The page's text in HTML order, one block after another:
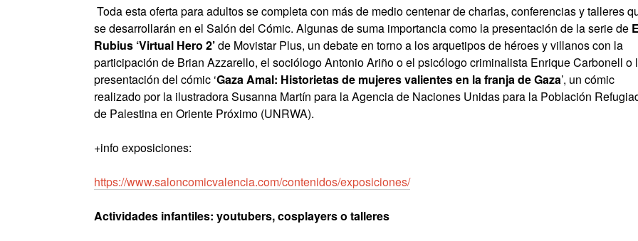
Toda esta oferta para adultos se completa con más de medio centenar de charlas, conferencias y talleres
se desarrollarán en el Salón del Cómic. Algunas de suma importancia como la presentación de la serie de
Rubius ‘Virtual Hero 2’de Movistar Plus, un debate en torno a los arquetipos de héroes y villanos con la
participación de Brian Azzarello, el sociólogo Antonio Ariño o el psicólogo criminalista Enrique Carbonell o
presentación del cómic ‘Gaza Amal: Historietas de mujeres valientes en la franja de Gaza’, un cómic
realizado por la ilustradora Susanna Martín para la Agencia de Naciones Unidas para la Población
de Palestina en Oriente Próximo (UNRWA).
+info exposiciones:
https://www.saloncomicvalencia.com/contenidos/exposiciones/
Actividades infantiles: youtubers, cosplayers o talleres